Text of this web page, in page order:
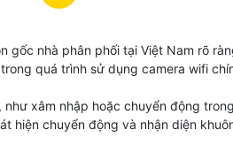
cậy như imou, ezviz, kboen,
ezviz sau đây tham khảo
NĂNG
gốc nhà phân phối tại Việt Nam rõ
quá trình sử dụng camera wifi
xâm nhập hoặc chuyển động
chuyển động và nhận diện